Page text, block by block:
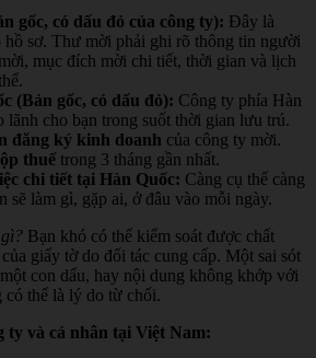
gốc, có dấu đỏ của công ty): Đây là
hồ sơ. Thư mời phải ghi rõ thông tin người
mục đích mời chi tiết, thời gian và lịch
(Bản gốc, có dấu đỏ): Công ty phía Hàn
lãnh cho bạn trong suốt thời gian lưu trú.
đăng ký kinh doanh của công ty mời.
thuếtrong 3 tháng gần nhất.
chi tiết tại Hàn Quốc: Càng cụ thể càng
sẽ làm gì, gặp ai, ở đâu vào mỗi ngày.
Bạn khó có thể kiểm soát được chất
giấy tờ do đối tác cung cấp. Một sai sót
con dấu, hay nội dung không khớp với
có thể là lý do từ chối.
ty và cá nhân tại Việt Nam: